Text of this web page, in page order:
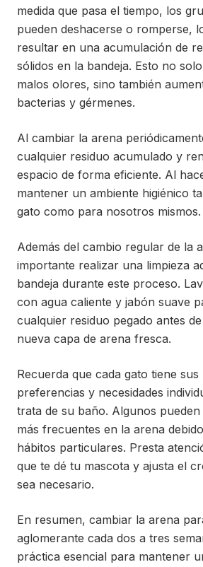
medida que pasa el tiempo, los
pueden deshacerse o romperse,
resultar en una acumulación de
sólidos en la bandeja. Esto no
malos olores, sino también
bacterias y gérmenes.
Al cambiar la arena
cualquier residuo acumulado y
espacio de forma eficiente. Al
mantener un ambiente higiénico
gato como para nosotros mismos.
Además del cambio regular de la
importante realizar una limpieza
bandeja durante este proceso.
con agua caliente y jabón suave
cualquier residuo pegado antes
nueva capa de arena fresca.
Recuerda que cada gato tiene sus
preferencias y necesidades
trata de su baño. Algunos
más frecuentes en la arena
hábitos particulares. Presta
que te dé tu mascota y ajusta el
sea necesario.
En resumen, cambiar la arena
aglomerante cada dos a tres
práctica esencial para mantener